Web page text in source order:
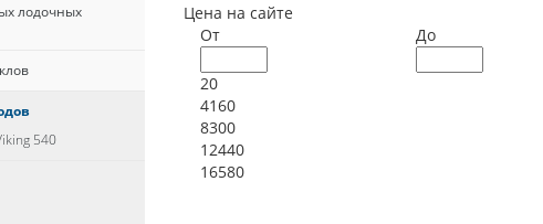
Цена на сайте
От
До
20
4160
8300
12440
16580
лодочных
540